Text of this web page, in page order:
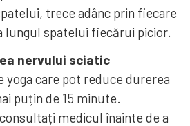
trece adânc prin fiecare
lungul spatelui fiecărui picior.
nervului sciatic
yoga care pot reduce durerea
puțin de 15 minute.
medicul înainte de a